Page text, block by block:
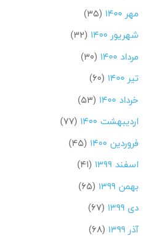
مهر ۱۴۰۰
(۳۵)
شهریور ۱۴۰۰
(۳۲)
مرداد ۱۴۰۰
(۳۰)
تیر ۱۴۰۰
(۶۰)
خرداد ۱۴۰۰
(۵۳)
اردیبهشت ۱۴۰۰
(۷۷)
فروردین ۱۴۰۰
(۴۵)
اسفند ۱۳۹۹
(۴۱)
بهمن ۱۳۹۹
(۶۵)
دی ۱۳۹۹
(۶۷)
آذر ۱۳۹۹
(۶۸)